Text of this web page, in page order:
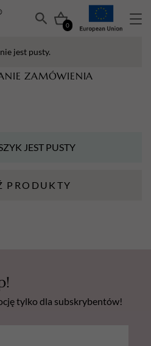
0
jest pusty.
ZAMÓWIENIA
JEST PUSTY
PRODUKTY
tylko dla subskrybentów!